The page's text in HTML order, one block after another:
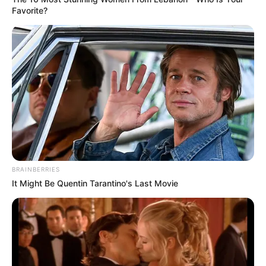
STOPWATT
Eagle Targets Baby Fox—Watch What The Neighbor
Did Next
BUZZDAY
Ellen DeGeneres Confirms Her New Partner
BUZZDAY
Favorite?
BRAINBERRIES
It Might Be Quentin Tarantino's Last Movie